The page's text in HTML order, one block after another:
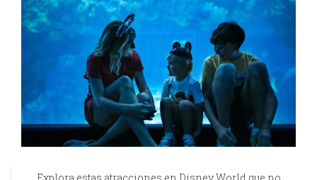
Explora estas atracciones en Disney World que no